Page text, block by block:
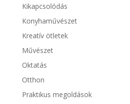
Kikapcsolódás
Konyhaművészet
Kreatív ötletek
Művészet
Oktatás
Otthon
Praktikus megoldások